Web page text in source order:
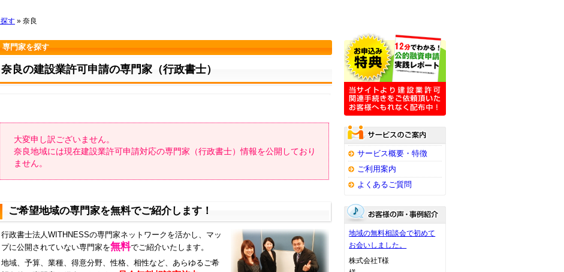
す » 奈良
専門家を探す
奈良の建設業許可申請の専門家（行政書士）
大変申し訳ございません。
奈良地域には現在建設業許可申請対応の専門家（行政書士）情報を公開しており
ません。
ご希望地域の専門家を無料でご紹介します！
行政書士法人WITHNESSの専門家ネットワークを活かし、マッ
プに公開されていない専門家を無料でご紹介いたします。
地域、予算、業種、得意分野、性格、相性など、あらゆるご希
サービス概要・特徴
ご利用案内
よくあるご質問
地域の無料相談会で初めて
お会いしました。
株式会社T様